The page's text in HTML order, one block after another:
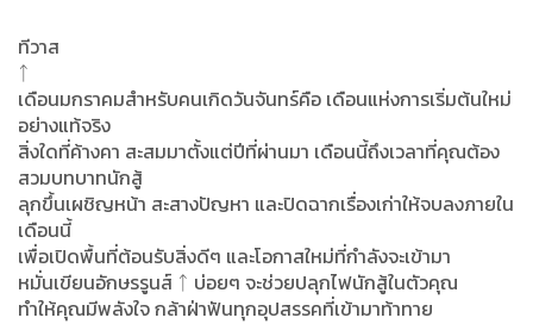
ทีวาส
ᛏ
เดือนมกราคมสำหรับคนเกิดวันจันทร์คือ เดือนแห่งการเริ่มต้นใหม่
อย่างแท้จริง
สิ่งใดที่ค้างคา สะสมมาตั้งแต่ปีที่ผ่านมา เดือนนี้ถึงเวลาที่คุณต้อง
สวมบทบาทนักสู้
ลุกขึ้นเผชิญหน้า สะสางปัญหา และปิดฉากเรื่องเก่าให้จบลงภายใน
เดือนนี้
เพื่อเปิดพื้นที่ต้อนรับสิ่งดีๆ และโอกาสใหม่ที่กำลังจะเข้ามา
หมั่นเขียนอักษรรูนส์ ᛏ บ่อยๆ จะช่วยปลุกไฟนักสู้ในตัวคุณ
ทำให้คุณมีพลังใจ กล้าฝ่าฟันทุกอุปสรรคที่เข้ามาท้าทาย